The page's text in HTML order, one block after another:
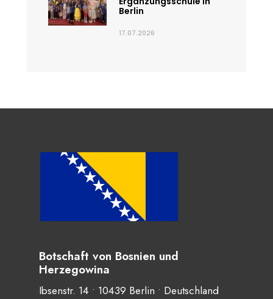
Berlin
17.07.2026
Botschaft von Bosnien und
Herzegowina
Ibsenstr. 14 • 10439 Berlin • Deutschland